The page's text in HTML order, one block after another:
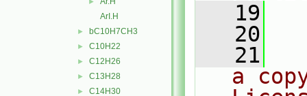
ArI.H
► bC10H7CH3
► C10H22
► C12H26
► C13H28
► C14H30
   19
   20
   21
a